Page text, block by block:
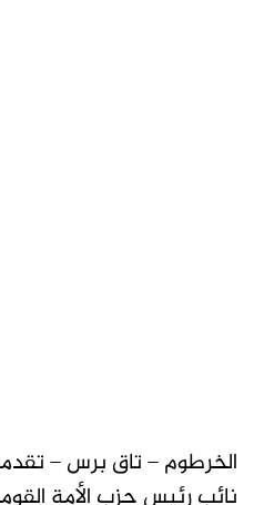
الخرطوم – تاق برس –